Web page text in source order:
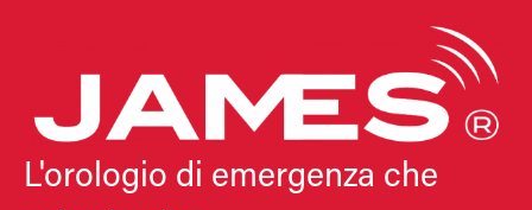
L'orologio di emergenza che